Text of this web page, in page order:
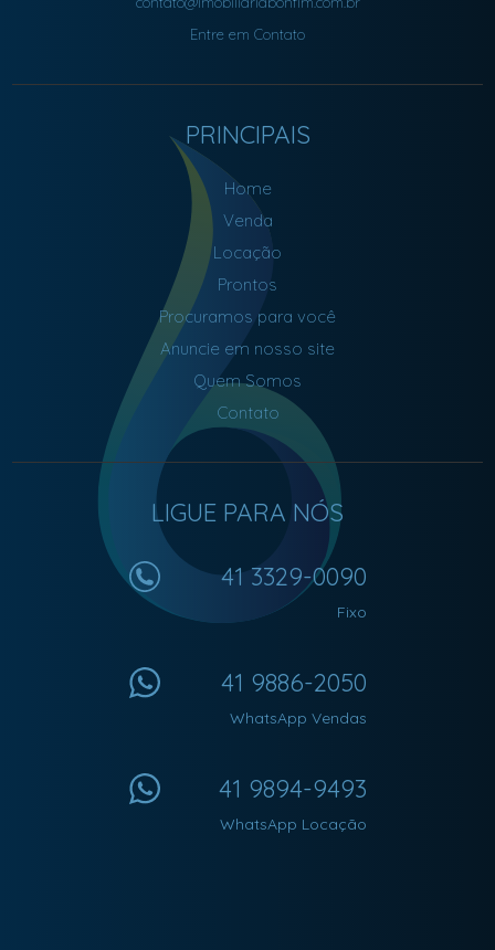
Entre em Contato
PRINCIPAIS
Home
Venda
Locação
Prontos
Procuramos para você
Anuncie em nosso site
Quem Somos
Contato
LIGUE PARA NÓS
41 3329-0090
Fixo
41 9886-2050
WhatsApp Vendas
41 9894-9493
WhatsApp Locação